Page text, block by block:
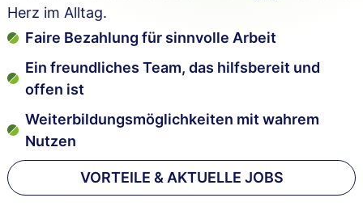
Herz im Alltag.
Faire Bezahlung für sinnvolle Arbeit
Ein freundliches Team, das hilfsbereit und
offen ist
Weiterbildungsmöglichkeiten mit wahrem
Nutzen
VORTEILE & AKTUELLE JOBS